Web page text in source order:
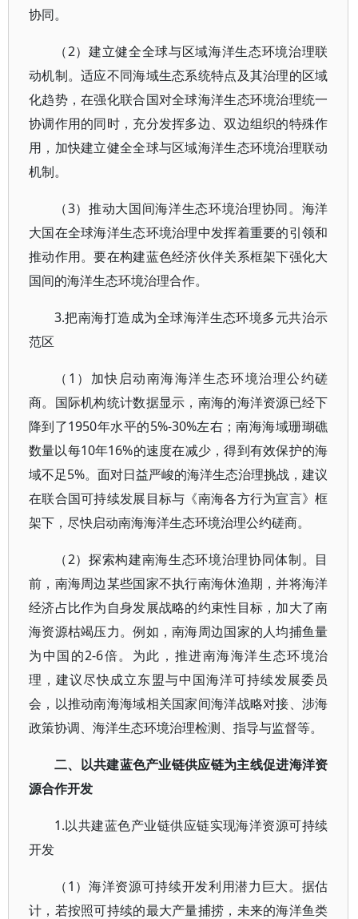
协同。
（2）建立健全全球与区域海洋生态环境治理联
动机制。适应不同海域生态系统特点及其治理的区域
化趋势，在强化联合国对全球海洋生态环境治理统一
协调作用的同时，充分发挥多边、双边组织的特殊作
用，加快建立健全全球与区域海洋生态环境治理联动
机制。
（3）推动大国间海洋生态环境治理协同。海洋
大国在全球海洋生态环境治理中发挥着重要的引领和
推动作用。要在构建蓝色经济伙伴关系框架下强化大
国间的海洋生态环境治理合作。
3.把南海打造成为全球海洋生态环境多元共治示
范区
（1）加快启动南海海洋生态环境治理公约磋
商。国际机构统计数据显示，南海的海洋资源已经下
降到了1950年水平的5%-30%左右；南海海域珊瑚礁
数量以每10年16%的速度在减少，得到有效保护的海
域不足5%。面对日益严峻的海洋生态治理挑战，建议
在联合国可持续发展目标与《南海各方行为宣言》框
架下，尽快启动南海海洋生态环境治理公约磋商。
（2）探索构建南海生态环境治理协同体制。目
前，南海周边某些国家不执行南海休渔期，并将海洋
经济占比作为自身发展战略的约束性目标，加大了南
海资源枯竭压力。例如，南海周边国家的人均捕鱼量
为中国的2-6倍。为此，推进南海海洋生态环境治
理，建议尽快成立东盟与中国海洋可持续发展委员
会，以推动南海海域相关国家间海洋战略对接、涉海
政策协调、海洋生态环境治理检测、指导与监督等。
二、以共建蓝色产业链供应链为主线促进海洋资
源合作开发
1.以共建蓝色产业链供应链实现海洋资源可持续
开发
（1）海洋资源可持续开发利用潜力巨大。据估
计，若按照可持续的最大产量捕捞，未来的海洋鱼类